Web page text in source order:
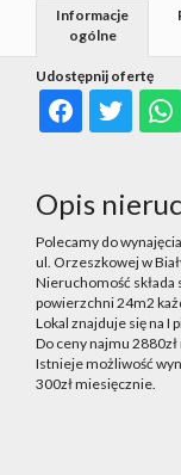
Udostępnij ofertę
Informacje
ogólne
Opis
Polecamy do
ul. Orzeszkowej w
Nieruchomość składa
powierzchni 24m2
Lokal znajduje się na I
Do ceny najmu
Istnieje możliwość
300zł miesięcznie.